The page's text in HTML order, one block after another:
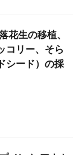
花生の移植、
コリー、そら
シード）の採